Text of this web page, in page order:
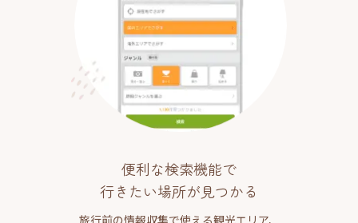
便利な検索機能で
行きたい場所が見つかる